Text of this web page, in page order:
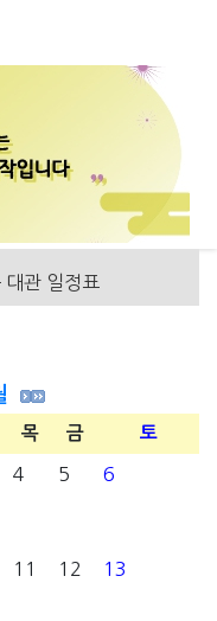
대관 일정표
목 금 토
4 5 6
11 12 13